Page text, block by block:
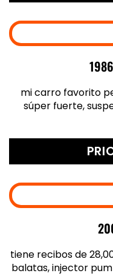
mi carro favorito
súper fuerte,
tiene recibos de
balatas, injector